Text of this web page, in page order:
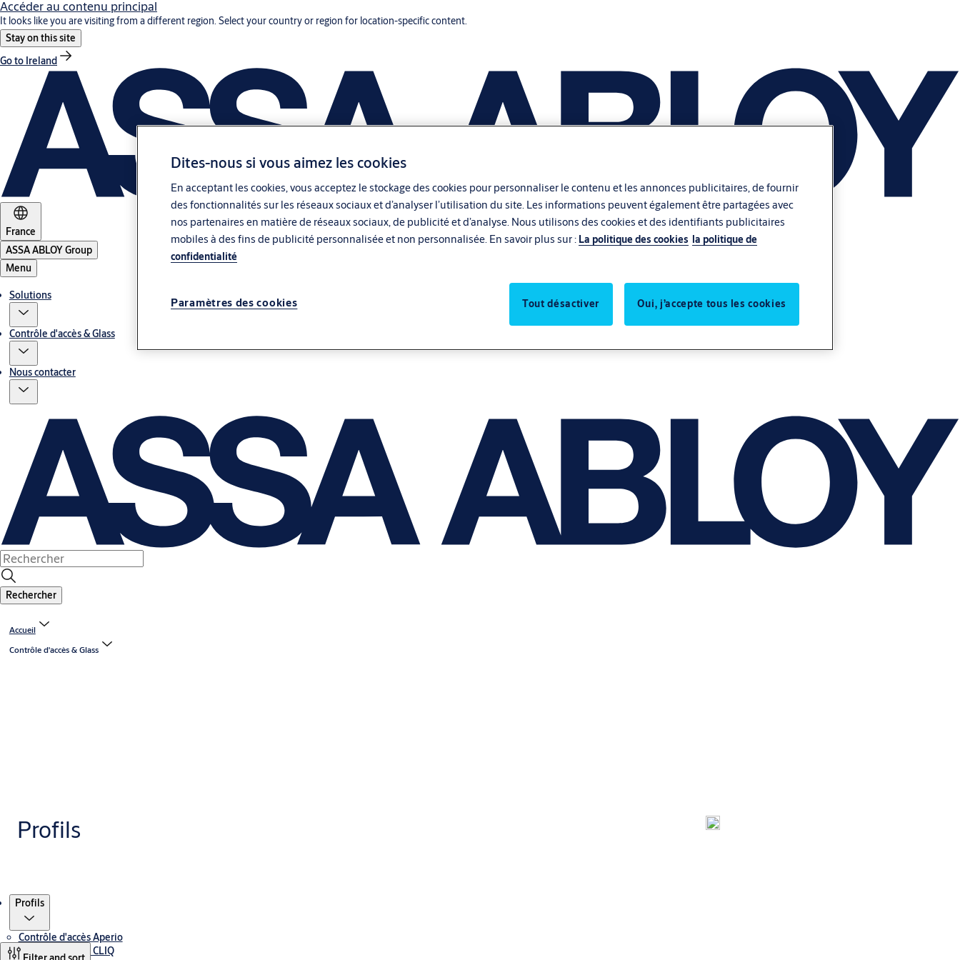
Accéder au contenu principal
It looks like you are visiting from a different region. Select your country or region for location-specific content.
Stay on this site
Go to Ireland
France
ASSA ABLOY Group
Menu
Solutions
Contrôle d'accès & Glass
Nous contacter
Rechercher
Accueil
Contrôle d'accès & Glass
Profils
Profils
Contrôle d'accès Aperio
Contrôle d'accès CLIQ
Dites-nous si vous aimez les cookies
En acceptant les cookies, vous acceptez le stockage des cookies pour personnaliser le contenu et les annonces publicitaires, de fournir
des fonctionnalités sur les réseaux sociaux et d’analyser l’utilisation du site. Les informations peuvent également être partagées avec
nos partenaires en matière de réseaux sociaux, de publicité et d’analyse. Nous utilisons des cookies et des identifiants publicitaires
mobiles à des fins de publicité personnalisée et non personnalisée. En savoir plus sur : La politique des cookies la politique de
confidentialité
Paramètres des cookies Tout désactiver Oui, j’accepte tous les cookies